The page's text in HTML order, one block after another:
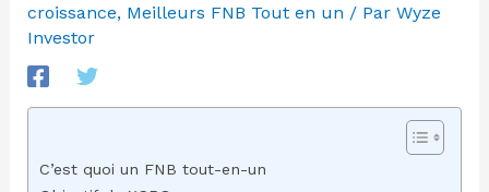
croissance, Meilleurs FNB Tout en un / Par Wyze
Investor
C’est quoi un FNB tout-en-un